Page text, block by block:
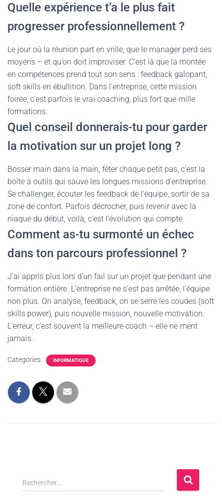
Quelle expérience t’a le plus fait
progresser professionnellement ?
Le jour où la réunion part en vrille, que le manager perd ses
moyens – et qu’on doit improviser. C’est là que la montée
en compétences prend tout son sens : feedback galopant,
soft skills en ébullition. Dans l’entreprise, cette mission
foirée, c’est parfois le vrai coaching, plus fort que mille
formations.
Quel conseil donnerais-tu pour garder
la motivation sur un projet long ?
Bosser main dans la main, fêter chaque petit pas, c’est la
boîte à outils qui sauve les longues missions d’entreprise.
Se challenger, écouter les feedback de l’équipe, sortir de sa
zone de confort. Parfois décrocher, puis revenir avec la
niaque du début, voilà, c’est l’évolution qui compte.
Comment as-tu surmonté un échec
dans ton parcours professionnel ?
J’ai appris plus lors d’un fail sur un projet que pendant une
formation entière. L’entreprise ne s’est pas arrêtée, l’équipe
non plus. On analyse, feedback, on se serre les coudes (soft
skills power), puis nouvelle mission, nouvelle motivation.
L’erreur, c’est souvent la meilleure coach – elle ne ment
jamais.
Categories: INFORMATIQUE
Rechercher…